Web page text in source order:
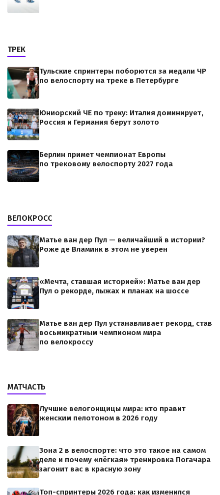
ТРЕК
Тульские спринтеры поборются за медали ЧР
по велоспорту на треке в Петербурге
Юниорский ЧЕ по треку: Италия доминирует,
Россия и Германия берут золото
Берлин примет чемпионат Европы
по трековому велоспорту 2027 года
ВЕЛОКРОСС
Матье ван дер Пул — величайший в истории?
Роже де Вламинк в этом не уверен
«Мечта, ставшая историей»: Матье ван дер
Пул о рекорде, лыжах и планах на шоссе
Матье ван дер Пул устанавливает рекорд, став
восьмикратным чемпионом мира
по велокроссу
МАТЧАСТЬ
Лучшие велогонщицы мира: кто правит
женским пелотоном в 2026 году
Зона 2 в велоспорте: что это такое на самом
деле и почему «лёгкая» тренировка Погачара
загонит вас в красную зону
Топ-спринтеры 2026 года: как изменился